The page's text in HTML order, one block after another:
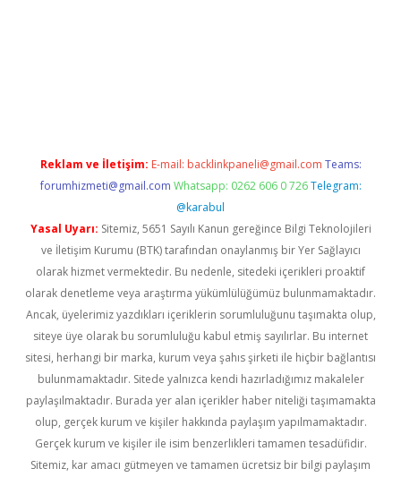
Reklam ve İletişim: E-mail: backlinkpaneli@gmail.com Teams:
forumhizmeti@gmail.com Whatsapp: 0262 606 0 726 Telegram:
@karabul
Yasal Uyarı: Sitemiz, 5651 Sayılı Kanun gereğince Bilgi Teknolojileri
ve İletişim Kurumu (BTK) tarafından onaylanmış bir Yer Sağlayıcı
olarak hizmet vermektedir. Bu nedenle, sitedeki içerikleri proaktif
olarak denetleme veya araştırma yükümlülüğümüz bulunmamaktadır.
Ancak, üyelerimiz yazdıkları içeriklerin sorumluluğunu taşımakta olup,
siteye üye olarak bu sorumluluğu kabul etmiş sayılırlar. Bu internet
sitesi, herhangi bir marka, kurum veya şahıs şirketi ile hiçbir bağlantısı
bulunmamaktadır. Sitede yalnızca kendi hazırladığımız makaleler
paylaşılmaktadır. Burada yer alan içerikler haber niteliği taşımamakta
olup, gerçek kurum ve kişiler hakkında paylaşım yapılmamaktadır.
Gerçek kurum ve kişiler ile isim benzerlikleri tamamen tesadüfidir.
Sitemiz, kar amacı gütmeyen ve tamamen ücretsiz bir bilgi paylaşım